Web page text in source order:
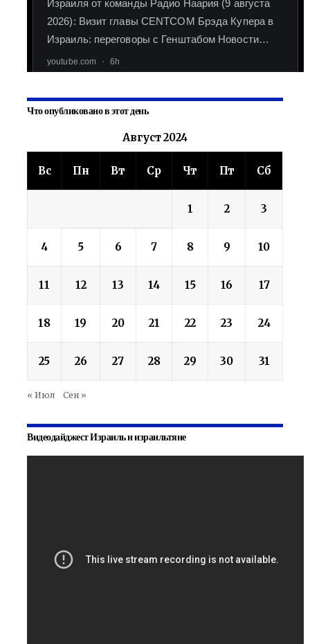
Что опубликовано в этот день
Август 2024
Вс Пн Вт Ср Чт Пт Сб
1 2 3
4 5 6 7 8 9 10
11 12 13 14 15 16 17
18 19 20 21 22 23 24
25 26 27 28 29 30 31
« Июл Сен »
Видеодайджест Израиль и израильтяне